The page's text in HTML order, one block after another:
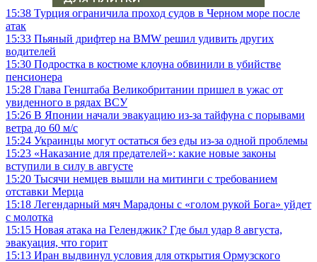
15:38 Турция ограничила проход судов в Черном море после
атак
15:33 Пьяный дрифтер на BMW решил удивить других
водителей
15:30 Подростка в костюме клоуна обвинили в убийстве
пенсионера
15:28 Глава Генштаба Великобритании пришел в ужас от
увиденного в рядах ВСУ
15:26 В Японии начали эвакуацию из-за тайфуна с порывами
ветра до 60 м/с
15:24 Украинцы могут остаться без еды из-за одной проблемы
15:23 «Наказание для предателей»: какие новые законы
вступили в силу в августе
15:20 Тысячи немцев вышли на митинги с требованием
отставки Мерца
15:18 Легендарный мяч Марадоны с «голом рукой Бога» уйдет
с молотка
15:15 Новая атака на Геленджик? Где был удар 8 августа,
эвакуация, что горит
15:13 Иран выдвинул условия для открытия Ормузского